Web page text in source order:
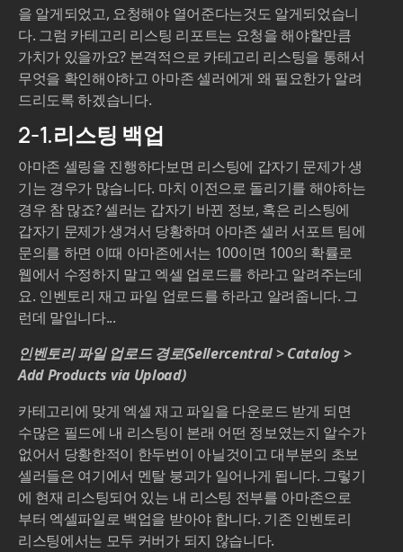
을 알게되었고, 요청해야 열어준다는것도 알게되었습니
다. 그럼 카테고리 리스팅 리포트는 요청을 해야할만큼
가치가 있을까요? 본격적으로 카테고리 리스팅을 통해서
무엇을 확인해야하고 아마존 셀러에게 왜 필요한가 알려
드리도록 하겠습니다.
2-1.리스팅 백업
아마존 셀링을 진행하다보면 리스팅에 갑자기 문제가 생
기는 경우가 많습니다. 마치 이전으로 돌리기를 해야하는
경우 참 많죠? 셀러는 갑자기 바뀐 정보, 혹은 리스팅에
갑자기 문제가 생겨서 당황하며 아마존 셀러 서포트 팀에
문의를 하면 이때 아마존에서는 100이면 100의 확률로
웹에서 수정하지 말고 엑셀 업로드를 하라고 알려주는데
요. 인벤토리 재고 파일 업로드를 하라고 알려줍니다. 그
런데 말입니다...
인벤토리 파일 업로드 경로(Sellercentral > Catalog >
Add Products via Upload)
카테고리에 맞게 엑셀 재고 파일을 다운로드 받게 되면
수많은 필드에 내 리스팅이 본래 어떤 정보였는지 알수가
없어서 당황한적이 한두번이 아닐것이고 대부분의 초보
셀러들은 여기에서 멘탈 붕괴가 일어나게 됩니다. 그렇기
에 현재 리스팅되어 있는 내 리스팅 전부를 아마존으로
부터 엑셀파일로 백업을 받아야 합니다. 기존 인벤토리
리스팅에서는 모두 커버가 되지 않습니다.